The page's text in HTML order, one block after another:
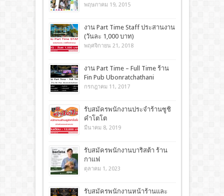
พฤษภาคม 19, 2015
งาน Part Time Staff ประสานงาน
(วันละ 1,000 บาท)
พฤศจิกายน 21, 2018
งาน Part Time – Full Time ร้าน
Fin Pub Ubonratchathani
กรกฎาคม 11, 2017
รับสมัครพนักงานประจำร้านซูชิ
คำโตโต
มีนาคม 8, 2019
รับสมัครพนักงานบาริสต้า ร้าน
กาแฟ
ตุลาคม 1, 2023
รับสมัครพนักงานหน้าร้านและ